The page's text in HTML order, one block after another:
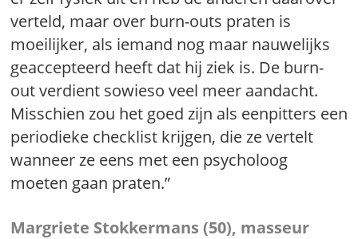
verteld, maar over burn-outs praten is
moeilijker, als iemand nog maar nauwelijks
geaccepteerd heeft dat hij ziek is. De burn-
out verdient sowieso veel meer aandacht.
Misschien zou het goed zijn als eenpitters een
periodieke checklist krijgen, die ze vertelt
wanneer ze eens met een psycholoog
moeten gaan praten.”
Margriete Stokkermans (50), masseur